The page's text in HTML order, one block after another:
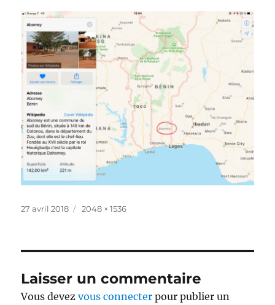
Publié
27 avril 2018
Taille
2048 × 1536
Laisser un commentaire
Vous devezvous connecter pour publier un